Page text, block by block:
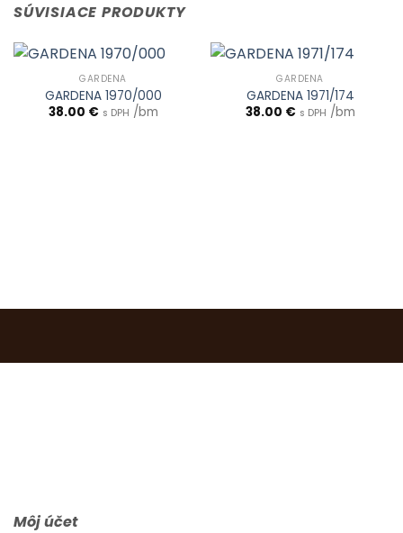
SÚVISIACE PRODUKTY
GARDENA
GARDENA 1970/000
38.00 € s DPH /bm
GARDENA
GARDENA 1971/174
38.00 € s DPH /bm
Môj účet